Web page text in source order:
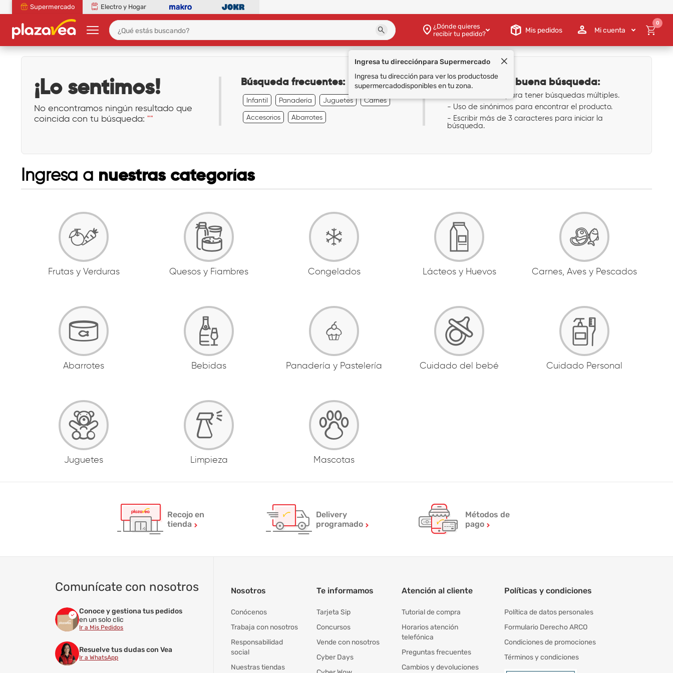
Supermercado Electro y Hogar
¿Dónde quieres
recibir tu pedido?
Mis pedidos Mi cuenta
0
¡Lo sentimos!
No encontramos ningún resultado que
coincida con tu búsqueda: ""
Búsqueda frecuentes:
Infantil Panadería Juguetes Carnes
Accesorios Abarrotes
Tips para una buena búsqueda:
- Uso de comas para tener búsquedas múltiples.
- Uso de sinónimos para encontrar el producto.
- Escribir más de 3 caracteres para iniciar la
búsqueda.
Ingresa a nuestras categorías
Frutas y Verduras Quesos y Fiambres Congelados Lácteos y Huevos Carnes, Aves y Pescados
Abarrotes Bebidas Panadería y Pastelería Cuidado del bebé Cuidado Personal
Juguetes Limpieza Mascotas
Recojo en
tienda
Delivery
programado
Métodos de
pago
Comunícate con nosotros
Conoce y gestiona tus pedidos
en un solo clic
Ir a Mis Pedidos
Resuelve tus dudas con Vea
Ir a WhatsApp
Nosotros
Conócenos
Trabaja con nosotros
Responsabilidad
social
Nuestras tiendas
Te informamos
Tarjeta Sip
Concursos
Vende con nosotros
Cyber Days
Atención al cliente
Tutorial de compra
Horarios atención
telefónica
Preguntas frecuentes
Cambios y devoluciones
Políticas y condiciones
Política de datos personales
Formulario Derecho ARCO
Condiciones de promociones
Términos y condiciones